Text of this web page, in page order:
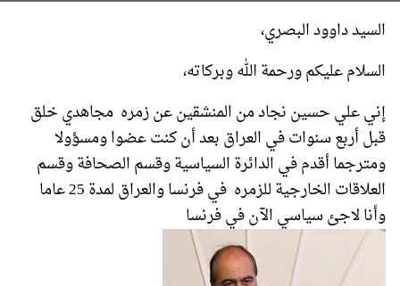
السيد داوود البصري،
السلام عليكم ورحمة الله وبركاته،
إني علي حسين نجاد من المنشقين عن زمره مجاهدي خلق
قبل أربع سنوات في العراق بعد أن كنت عضوا ومسؤولا
ومترجما أقدم في الدائرة السياسية وقسم الصحافة وقسم
العلاقات الخارجية للزمره في فرنسا والعراق لمدة 25 عاما
وأنا لاجئ سياسي الآن في فرنسا